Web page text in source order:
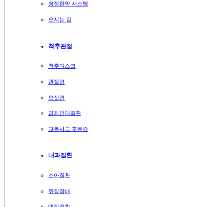
청정한약 시스템
오시는 길
척추관절
척추디스크
관절염
오십견
염좌인대질환
교통사고 후유증
내과질환
소아질환
위장장애